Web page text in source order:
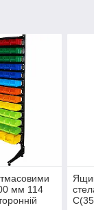
мм 114